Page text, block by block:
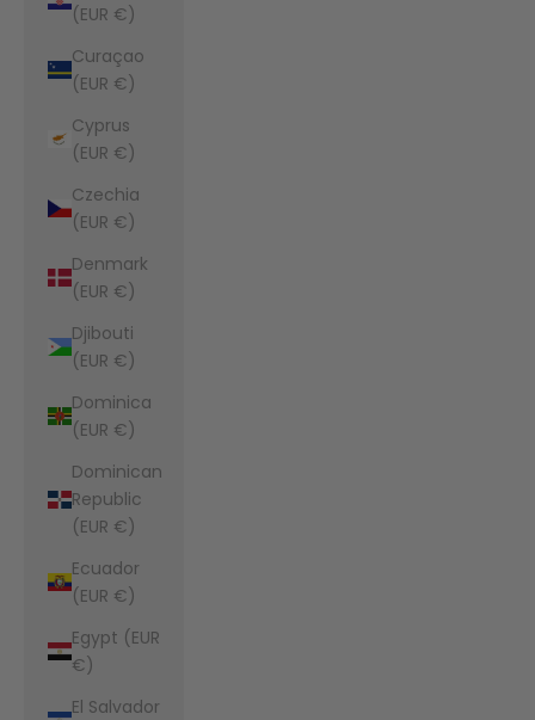
(EUR €)
Curaçao
(EUR €)
Cyprus
(EUR €)
Czechia
(EUR €)
Denmark
(EUR €)
Djibouti
(EUR €)
Dominica
(EUR €)
Dominican
Republic
(EUR €)
Ecuador
(EUR €)
Egypt (EUR
€)
El Salvador